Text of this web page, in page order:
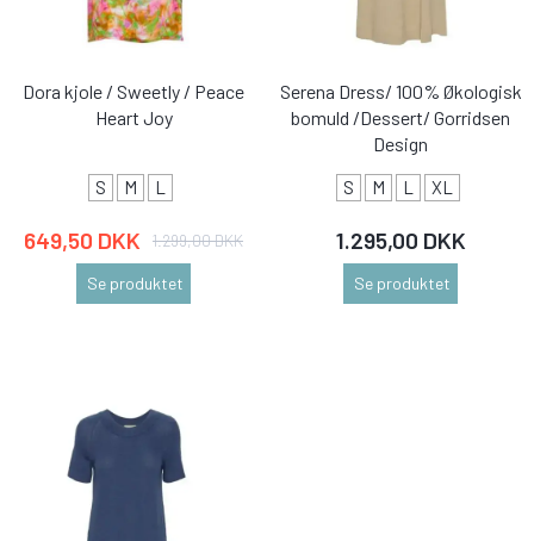
Dora kjole / Sweetly / Peace
Heart Joy
S M L
649,50 DKK 1.299,00 DKK
Se produktet
Serena Dress/ 100% Økologisk
bomuld /Dessert/ Gorridsen
Design
S M L XL
1.295,00 DKK
Se produktet